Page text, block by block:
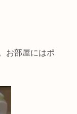
お部屋にはポ